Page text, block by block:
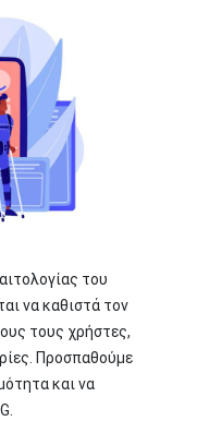
του
να καθιστά τον
τους χρήστες,
Προσπαθούμε
και να